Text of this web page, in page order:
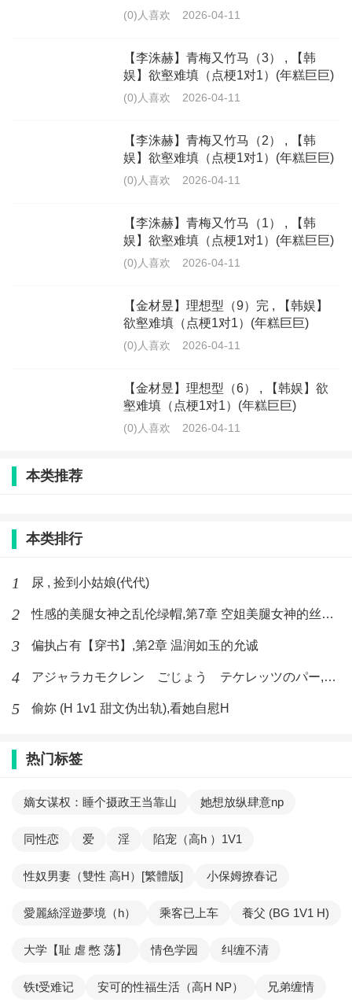
(0)人喜欢 2026-04-11
【李洙赫】青梅又竹马（3） , 【韩
娱】欲壑难填（点梗1对1）(年糕巨巨)
(0)人喜欢 2026-04-11
【李洙赫】青梅又竹马（2） , 【韩
娱】欲壑难填（点梗1对1）(年糕巨巨)
(0)人喜欢 2026-04-11
【李洙赫】青梅又竹马（1） , 【韩
娱】欲壑难填（点梗1对1）(年糕巨巨)
(0)人喜欢 2026-04-11
【金材昱】理想型（9）完 , 【韩娱】
欲壑难填（点梗1对1）(年糕巨巨)
(0)人喜欢 2026-04-11
【金材昱】理想型（6） , 【韩娱】欲
壑难填（点梗1对1）(年糕巨巨)
(0)人喜欢 2026-04-11
本类推荐
本类排行
1 尿 , 捡到小姑娘(代代)
2 性感的美腿女神之乱伦绿帽,第7章 空姐美腿女神的丝袜足交
3 偏执占有【穿书】,第2章 温润如玉的允诚
4 アジャラカモクレン ごじょう テケレッツのパー,【No. 42 Rube Goldberg Machine】十四
5 偷妳 (H 1v1 甜文伪出轨),看她自慰H
热门标签
嫡女谋权：睡个摄政王当靠山 她想放纵肆意np
同性恋 爱 淫 陷宠（高h ）1V1
性奴男妻（雙性 高H）[繁體版] 小保姆撩春记
愛麗絲淫遊夢境（h） 乘客已上车 養父 (BG 1V1 H)
大学【耻 虐 憋 荡】 情色学园 纠缠不清
铁t受难记 安可的性福生活（高H NP） 兄弟缠情